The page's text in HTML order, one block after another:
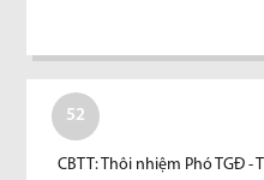
52
CBTT: Thôi nhiệm Phó TGĐ